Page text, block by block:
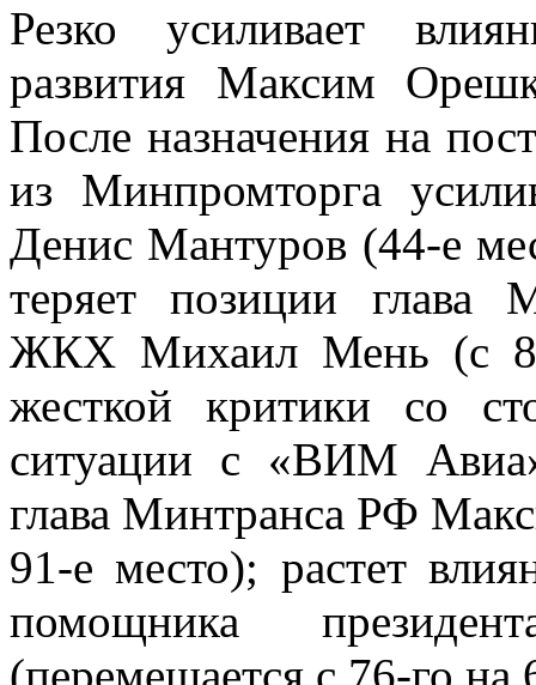
Резко усиливает
развития Максим
После назначения на
из Минпромторга
Денис Мантуров (44-е
теряет позиции глава
ЖКХ Михаил Мень (с
жесткой критики со
ситуации с «ВИМ
глава Минтранса РФ
91-е место); растет
помощника
(перемещается с 76-го на